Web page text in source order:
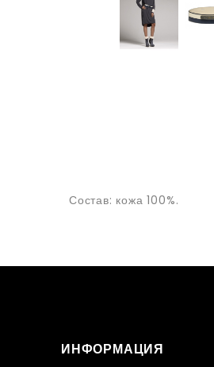
Состав: кожа 100%.
ИНФОРМАЦИЯ